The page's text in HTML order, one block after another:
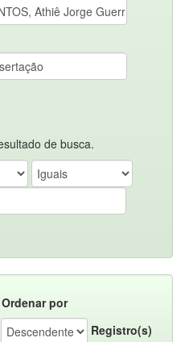
de busca.
Ordenar por
Registro(s)